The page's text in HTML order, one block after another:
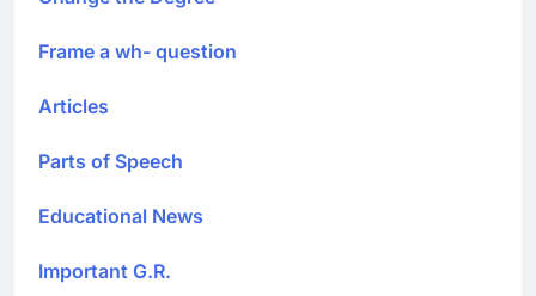
Frame a wh- question
Articles
Parts of Speech
Educational News
Important G.R.